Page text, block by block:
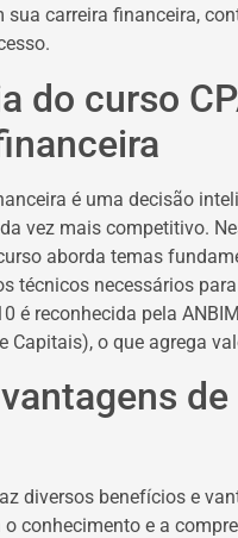
sua carreira financeira,
do curso
é uma decisão
vez mais competitivo.
aborda temas
técnicos necessários
é reconhecida pela
Capitais), o que agrega
diversos benefícios e
conhecimento e a